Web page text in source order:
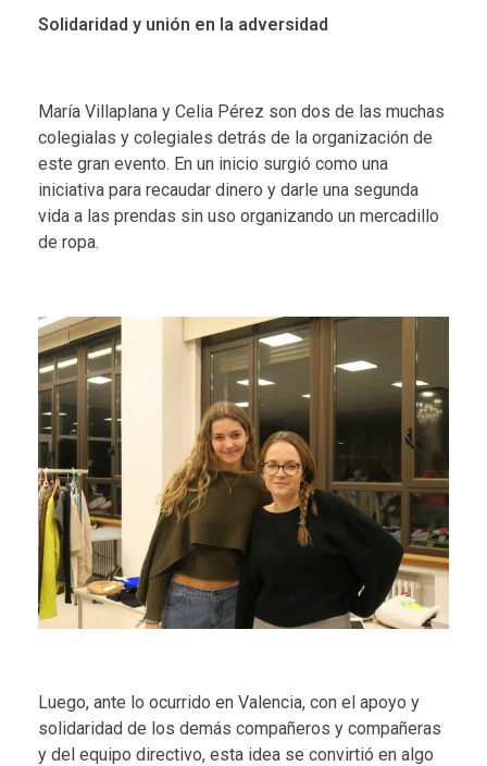
Solidaridad y unión en la adversidad
María Villaplana y Celia Pérez son dos de las muchas
colegialas y colegiales detrás de la organización de
este gran evento. En un inicio surgió como una
iniciativa para recaudar dinero y darle una segunda
vida a las prendas sin uso organizando un mercadillo
de ropa.
Luego, ante lo ocurrido en Valencia, con el apoyo y
solidaridad de los demás compañeros y compañeras
y del equipo directivo, esta idea se convirtió en algo